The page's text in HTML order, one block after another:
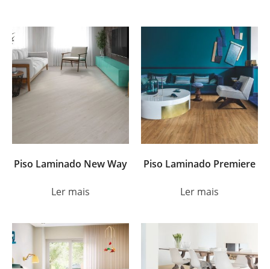
Piso Laminado New Way
Ler mais
Piso Laminado Premiere
Ler mais